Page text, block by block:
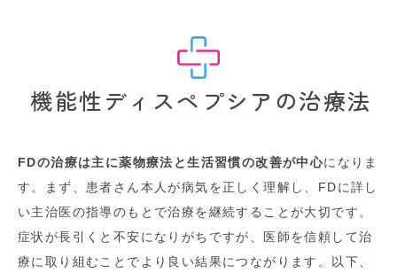
機能性ディスペプシアの治療法
FDの治療は主に薬物療法と生活習慣の改善が中心になりま
す。まず、患者さん本人が病気を正しく理解し、FDに詳し
い主治医の指導のもとで治療を継続することが大切です。
症状が長引くと不安になりがちですが、医師を信頼して治
療に取り組むことでより良い結果につながります。以下、